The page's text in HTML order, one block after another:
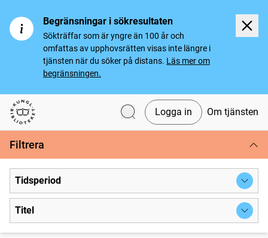
Begränsningar i sökresultaten
Sökträffar som är yngre än 100 år och
omfattas av upphovsrätten visas inte längre i
tjänsten när du söker på distans. Läs mer om
begränsningen.
Svenska tidningar
Logga in Om tjänsten
Filtrera
Tidsperiod
Titel